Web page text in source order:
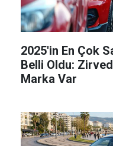
2025'in En Çok
Belli Oldu:
Marka Var